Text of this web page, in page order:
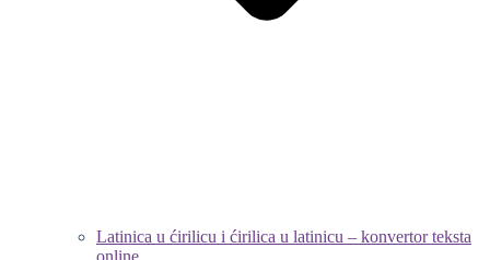
Latinica u ćirilicu i ćirilica u latinicu – konvertor teksta